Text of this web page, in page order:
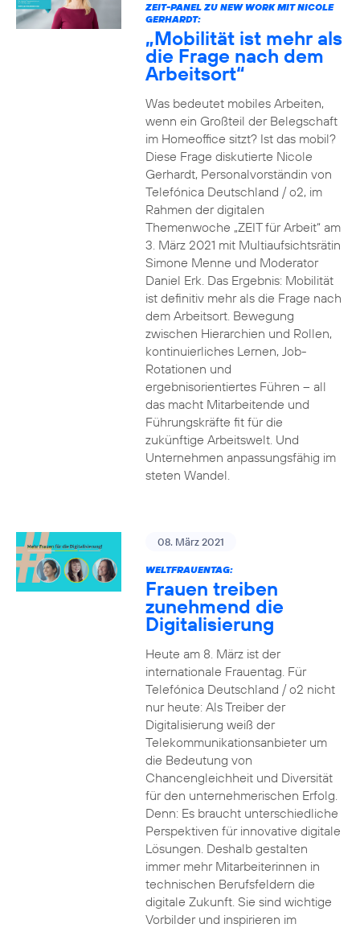
ZEIT-PANEL ZU NEW WORK MIT NICOLE
GERHARDT:
„Mobilität ist mehr als
die Frage nach dem
Arbeitsort“
Was bedeutet mobiles Arbeiten,
wenn ein Großteil der Belegschaft
im Homeoffice sitzt? Ist das mobil?
Diese Frage diskutierte Nicole
Gerhardt, Personalvorständin von
Telefónica Deutschland / o2, im
Rahmen der digitalen
Themenwoche „ZEIT für Arbeit“ am
3. März 2021 mit Multiaufsichtsrätin
Simone Menne und Moderator
Daniel Erk. Das Ergebnis: Mobilität
ist definitiv mehr als die Frage nach
dem Arbeitsort. Bewegung
zwischen Hierarchien und Rollen,
kontinuierliches Lernen, Job-
Rotationen und
ergebnisorientiertes Führen – all
das macht Mitarbeitende und
Führungskräfte fit für die
zukünftige Arbeitswelt. Und
Unternehmen anpassungsfähig im
steten Wandel.
08. März 2021
WELTFRAUENTAG:
Frauen treiben
zunehmend die
Digitalisierung
Heute am 8. März ist der
internationale Frauentag. Für
Telefónica Deutschland / o2 nicht
nur heute: Als Treiber der
Digitalisierung weiß der
Telekommunikationsanbieter um
die Bedeutung von
Chancengleichheit und Diversität
für den unternehmerischen Erfolg.
Denn: Es braucht unterschiedliche
Perspektiven für innovative digitale
Lösungen. Deshalb gestalten
immer mehr Mitarbeiterinnen in
technischen Berufsfeldern die
digitale Zukunft. Sie sind wichtige
Vorbilder und inspirieren im